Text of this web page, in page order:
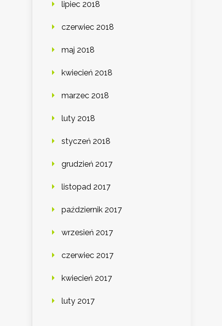
lipiec 2018
czerwiec 2018
maj 2018
kwiecień 2018
marzec 2018
luty 2018
styczeń 2018
grudzień 2017
listopad 2017
październik 2017
wrzesień 2017
czerwiec 2017
kwiecień 2017
luty 2017